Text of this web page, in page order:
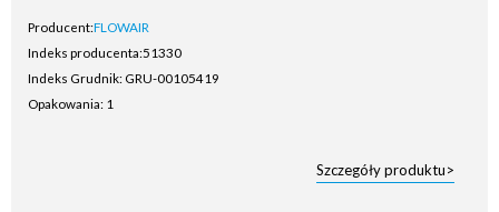
Producent:FLOWAIR
Indeks producenta:51330
Indeks Grudnik: GRU-00105419
Opakowania: 1
Szczegóły produktu>